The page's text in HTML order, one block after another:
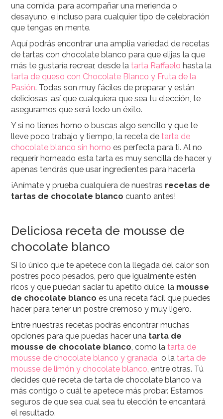
una comida, para acompañar una merienda o
desayuno, e incluso para cualquier tipo de celebración
que tengas en mente.
Aquí podrás encontrar una amplia variedad de recetas
de tartas con chocolate blanco para que elijas la que
más te gustaría recrear, desde latarta Raffaelo hasta la
tarta de queso con Chocolate Blanco y Fruta de la
Pasión. Todas son muy fáciles de preparar y están
deliciosas, así que cualquiera que sea tu elección, te
aseguramos que será todo un éxito.
Y si no tienes horno o buscas algo sencillo y que te
lleve poco trabajo y tiempo, la receta detarta de
chocolate blanco sin horno es perfecta para ti. Al no
requerir horneado esta tarta es muy sencilla de hacer y
apenas tendrás que usar ingredientes para hacerla
¡Anímate y prueba cualquiera de nuestras recetas de
tartas de chocolate blanco cuanto antes!
Deliciosa receta de mousse de
chocolate blanco
Si lo único que te apetece con la llegada del calor son
postres poco pesados, pero que igualmente estén
ricos y que puedan saciar tu apetito dulce, la mousse
de chocolate blanco es una receta fácil que puedes
hacer para tener un postre cremoso y muy ligero.
Entre nuestras recetas podrás encontrar muchas
opciones para que puedas hacer una tarta de
mousse de chocolate blanco , como latarta de
mousse de chocolate blanco y granada o latarta de
mousse de limón y chocolate blanco , entre otras. Tú
decides qué receta de tarta de chocolate blanco va
más contigo o cuál te apetece más probar. Estamos
seguros de que sea cual sea tu elección te encantará
el resultado.